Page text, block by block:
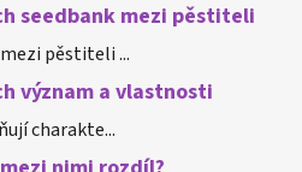
seedbank mezi pěstiteli
pěstiteli ...
význam a vlastnosti
charakte...